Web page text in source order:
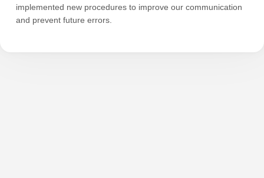
implemented new procedures to improve our communication
and prevent future errors.